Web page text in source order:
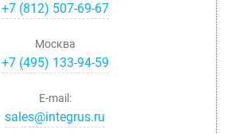
+7(812) 507-69-67
Москва
+7(495) 133-94-59
E-mail:
sales@integrus.ru